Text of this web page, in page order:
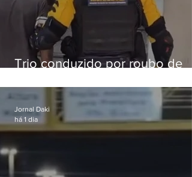
Trio conduzido por roubo de
passagens
Jornal Daki
há 1 dia